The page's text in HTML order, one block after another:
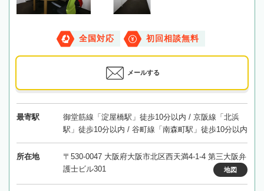
全国対応 初回相談無料
メールする
最寄駅
御堂筋線「淀屋橋駅」徒歩10分以内 / 京阪線「北浜
駅」徒歩10分以内 / 谷町線「南森町駅」徒歩10分以内
所在地
〒530-0047 大阪府大阪市北区西天満4-1-4 第三大阪弁
護士ビル301
地図